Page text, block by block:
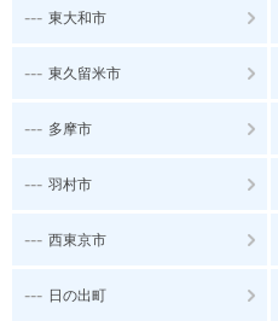
--- 東大和市
--- 東久留米市
--- 多摩市
--- 羽村市
--- 西東京市
--- 日の出町